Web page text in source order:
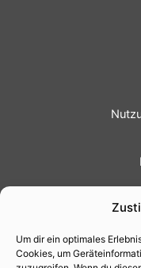
Um dir ein optimales
Cookies, um